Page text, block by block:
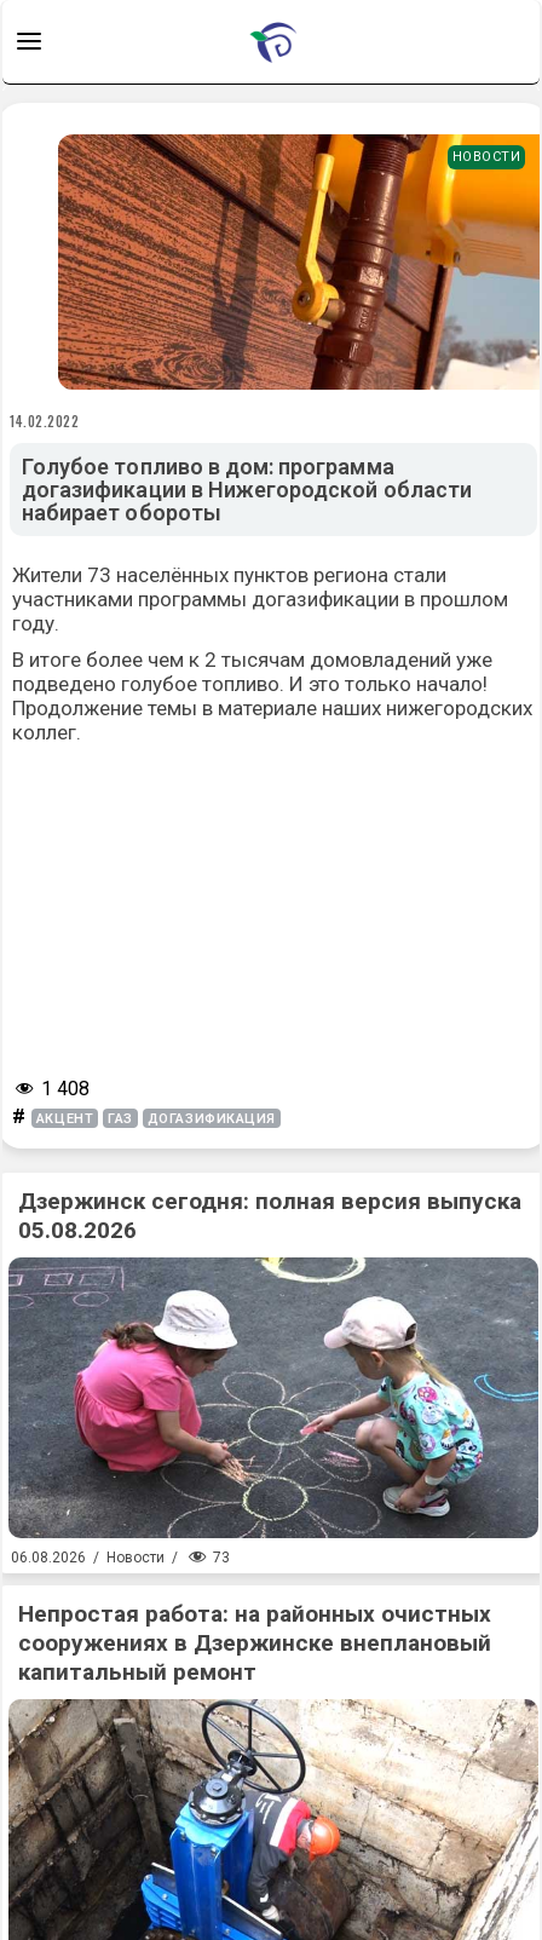
НОВОСТИ
14.02.2022
Голубое топливо в дом: программа
догазификации в Нижегородской области
набирает обороты
Жители 73 населённых пунктов региона стали
участниками программы догазификации в прошлом
году.
В итоге более чем к 2 тысячам домовладений уже
подведено голубое топливо. И это только начало!
Продолжение темы в материале наших нижегородских
коллег.
1 408
# АКЦЕНТ ГАЗ ДОГАЗИФИКАЦИЯ
Дзержинск сегодня: полная версия выпуска
05.08.2026
06.08.2026 / Новости / 73
Непростая работа: на районных очистных
сооружениях в Дзержинске внеплановый
капитальный ремонт